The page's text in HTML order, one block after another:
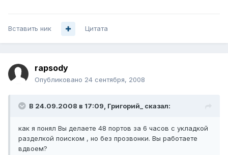
Вставить ник Цитата
rapsody
Опубликовано 24 сентября, 2008
В 24.09.2008 в 17:09, Григорий_ сказал:
как я понял Вы делаете 48 портов за 6 часов с укладкой
разделкой поиском , но без прозвонки. Вы работаете
вдвоем?